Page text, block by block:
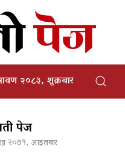
२०८३, शुक्रबार
पेज
२०७९, आइतबार